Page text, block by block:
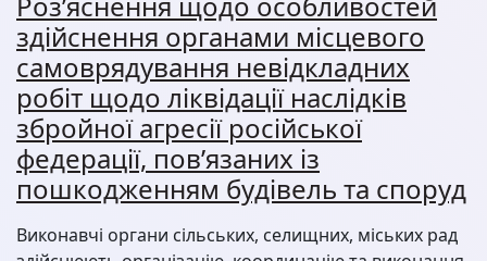
здійснення органами місцевого
самоврядування невідкладних
робіт щодо ліквідації наслідків
збройної агресії російської
федерації, пов’язаних із
пошкодженням будівель та споруд
Виконавчі органи сільських, селищних, міських рад